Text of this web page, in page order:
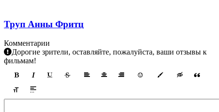
Труп Анны Фритц
Комментарии
Дорогие зрители, оставляйте, пожалуйста, ваши отзывы к
фильмам!